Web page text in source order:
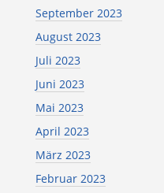
September 2023
August 2023
Juli 2023
Juni 2023
Mai 2023
April 2023
März 2023
Februar 2023